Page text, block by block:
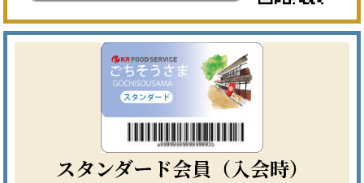
スタンダード会員（入会時）